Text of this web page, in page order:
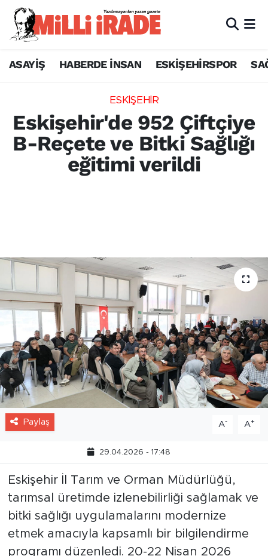
ASAYİŞ HABERDE İNSAN ESKİŞEHİRSPOR
ESKİŞEHİR
Eskişehir'de 952 Çiftçiye
B-Reçete ve Bitki Sağlığı
eğitimi verildi
Eskişehir İl Tarım ve Orman Müdürlüğü,
tarımsal üretimde izlenebilirliği sağlamak ve
bitki sağlığı uygulamalarını modernize
etmek amacıyla kapsamlı bir bilgilendirme